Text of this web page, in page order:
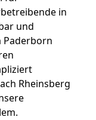
in
und
Paderborn
Rheinsberg